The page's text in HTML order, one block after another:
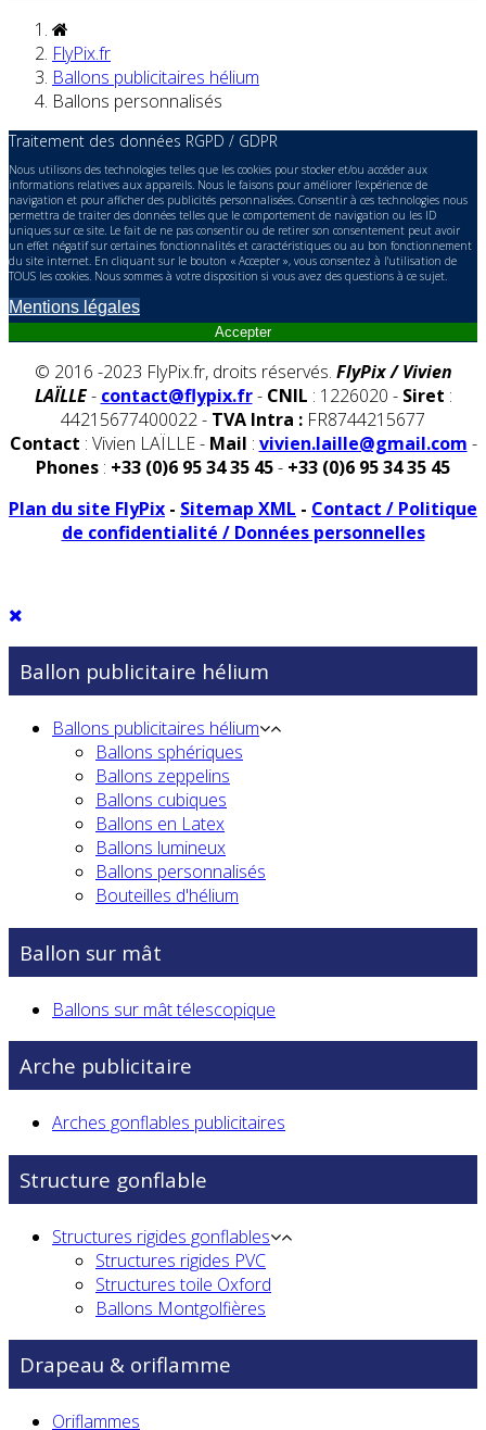
FlyPix.fr
Ballons publicitaires hélium
Ballons personnalisés
Traitement des données RGPD / GDPR
Nous utilisons des technologies telles que les cookies pour stocker et/ou accéder aux
informations relatives aux appareils. Nous le faisons pour améliorer l’expérience de
navigation et pour afficher des publicités personnalisées. Consentir à ces technologies nous
permettra de traiter des données telles que le comportement de navigation ou les ID
uniques sur ce site. Le fait de ne pas consentir ou de retirer son consentement peut avoir
un effet négatif sur certaines fonctionnalités et caractéristiques ou au bon fonctionnement
du site internet. En cliquant sur le bouton « Accepter », vous consentez à l'utilisation de
TOUS les cookies. Nous sommes à votre disposition si vous avez des questions à ce sujet.
Mentions légales
Accepter
© 2016 -2023 FlyPix.fr, droits réservés. FlyPix / Vivien
LAÏLLE - contact@flypix.fr- CNIL : 1226020 - Siret :
44215677400022 - TVA Intra : FR8744215677
Contact : Vivien LAÏLLE - Mail : vivien.laille@gmail.com -
Phones : +33 (0)6 95 34 35 45- +33 (0)6 95 34 35 45
Plan du site FlyPix - Sitemap XML - Contact / Politique
de confidentialité / Données personnelles
Ballon publicitaire hélium
Ballons publicitaires hélium
Ballons sphériques
Ballons zeppelins
Ballons cubiques
Ballons en Latex
Ballons lumineux
Ballons personnalisés
Bouteilles d'hélium
Ballon sur mât
Ballons sur mât télescopique
Arche publicitaire
Arches gonflables publicitaires
Structure gonflable
Structures rigides gonflables
Structures rigides PVC
Structures toile Oxford
Ballons Montgolfières
Drapeau & oriflamme
Oriflammes